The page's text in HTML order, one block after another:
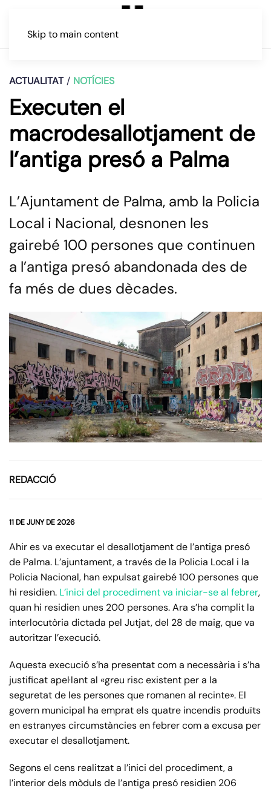
Skip to main content
ACTUALITAT NOTÍCIES
Executen el
macrodesallotjament de
l’antiga presó a Palma
L’Ajuntament de Palma, amb la Policia
Local i Nacional, desnonen les
gairebé 100 persones que continuen
a l’antiga presó abandonada des de
fa més de dues dècades.
REDACCIÓ
11 DE JUNY DE 2026
Ahir es va executar el desallotjament de l’antiga presó
de Palma. L’ajuntament, a través de la Policia Local i la
Policia Nacional, han expulsat gairebé 100 persones que
hi residien. L’inici del procediment va iniciar-se al febrer,
quan hi residien unes 200 persones. Ara s’ha complit la
interlocutòria dictada pel Jutjat, del 28 de maig, que va
autoritzar l’execució.
Aquesta execució s’ha presentat com a necessària i s’ha
justificat apel·lant al «greu risc existent per a la
seguretat de les persones que romanen al recinte». El
govern municipal ha emprat els quatre incendis produïts
en estranyes circumstàncies en febrer com a excusa per
executar el desallotjament.
Segons el cens realitzat a l’inici del procediment, a
l’interior dels mòduls de l’antiga presó residien 206